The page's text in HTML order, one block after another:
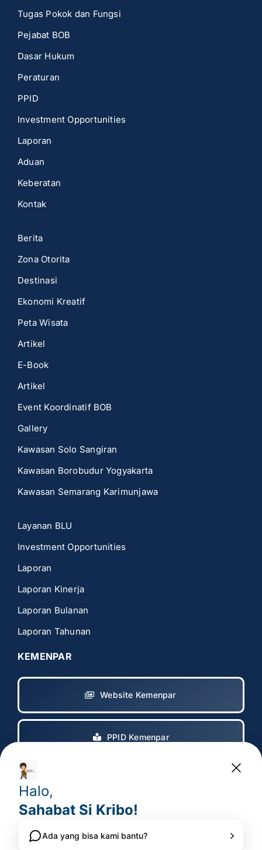
Tugas Pokok dan Fungsi
Pejabat BOB
Dasar Hukum
Peraturan
PPID
Investment Opportunities
Laporan
Aduan
Keberatan
Kontak
Berita
Zona Otorita
Destinasi
Ekonomi Kreatif
Peta Wisata
Artikel
E-Book
Artikel
Event Koordinatif BOB
Gallery
Kawasan Solo Sangiran
Kawasan Borobudur Yogyakarta
Kawasan Semarang Karimunjawa
Layanan BLU
Investment Opportunities
Laporan
Laporan Kinerja
Laporan Bulanan
Laporan Tahunan
KEMENPAR
Website Kemenpar
PPID Kemenpar
Copyright 2017 – 2025 © All rights reserved. • Badan
Pelaksana Otorita Borobudur